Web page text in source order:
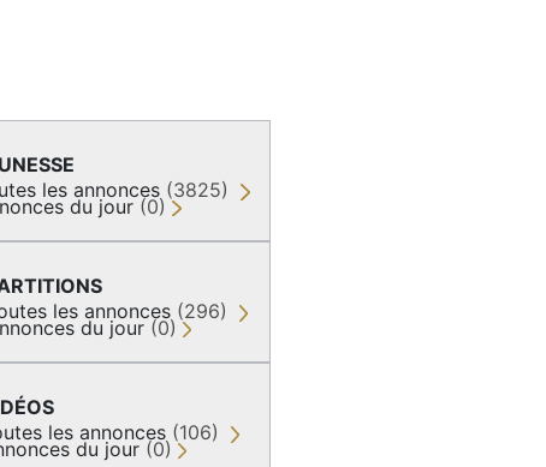
les annonces (3825)
du jour (0)
les annonces (296)
du jour (0)
les annonces (106)
du jour (0)